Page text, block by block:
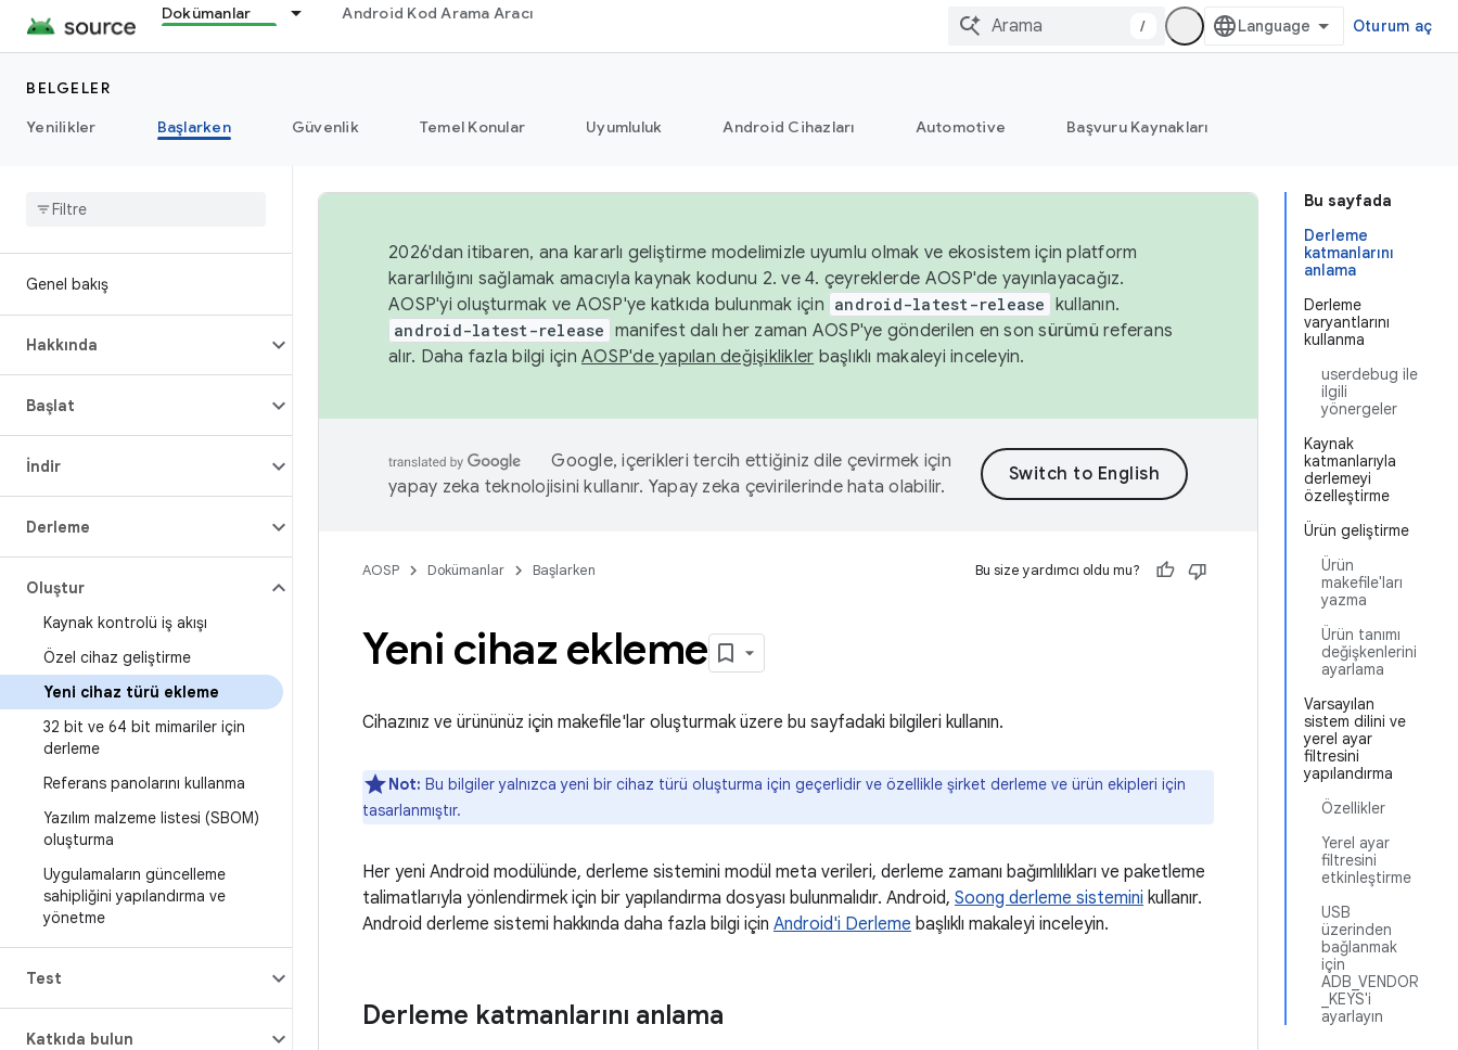
Dokümanlar Android Kod Arama Aracı
/ Oturum aç
BELGELER
Yenilikler
Başlarken Güvenlik Temel Konular Uyumluluk Android Cihazları Automotive Başvuru Kaynakları
Genel bakış
Hakkında
Başlat
İndir
Derleme
Oluştur
Kaynak kontrolü iş akışı
Özel cihaz geliştirme
Yeni cihaz türü ekleme
32 bit ve 64 bit mimariler için
derleme
Referans panolarını kullanma
Yazılım malzeme listesi (SBOM)
oluşturma
Uygulamaların güncelleme
sahipliğini yapılandırma ve
yönetme
Test
Katkıda bulun
Bu sayfada
Derleme
katmanlarını
anlama
Derleme
varyantlarını
kullanma
userdebug ile
ilgili
yönergeler
Kaynak
katmanlarıyla
derlemeyi
özelleştirme
Ürün geliştirme
Ürün
makefile'ları
yazma
Ürün tanımı
değişkenlerini
ayarlama
Varsayılan
sistem dilini ve
yerel ayar
filtresini
yapılandırma
Özellikler
Yerel ayar
filtresini
etkinleştirme
USB
üzerinden
bağlanmak
için
ADB_VENDOR
_KEYS'i
ayarlayın
2026'dan itibaren, ana kararlı geliştirme modelimizle uyumlu olmak ve ekosistem için platform
kararlılığını sağlamak amacıyla kaynak kodunu 2. ve 4. çeyreklerde AOSP'de yayınlayacağız.
AOSP'yi oluşturmak ve AOSP'ye katkıda bulunmak için android-latest-release kullanın.
android-latest-release manifest dalı her zaman AOSP'ye gönderilen en son sürümü referans
alır. Daha fazla bilgi için AOSP'de yapılan değişiklikler başlıklı makaleyi inceleyin.
Google, içerikleri tercih ettiğiniz dile çevirmek için
yapay zeka teknolojisini kullanır. Yapay zeka çevirilerinde hata olabilir.
AOSP Dokümanlar Başlarken Bu size yardımcı oldu mu?
Yeni cihaz ekleme
Cihazınız ve ürününüz için makefile'lar oluşturmak üzere bu sayfadaki bilgileri kullanın.
Not: Bu bilgiler yalnızca yeni bir cihaz türü oluşturma için geçerlidir ve özellikle şirket derleme ve ürün ekipleri için
tasarlanmıştır.
Her yeni Android modülünde, derleme sistemini modül meta verileri, derleme zamanı bağımlılıkları ve paketleme
talimatlarıyla yönlendirmek için bir yapılandırma dosyası bulunmalıdır. Android, Soong derleme sistemini kullanır.
Android derleme sistemi hakkında daha fazla bilgi için Android'i Derleme başlıklı makaleyi inceleyin.
Derleme katmanlarını anlama